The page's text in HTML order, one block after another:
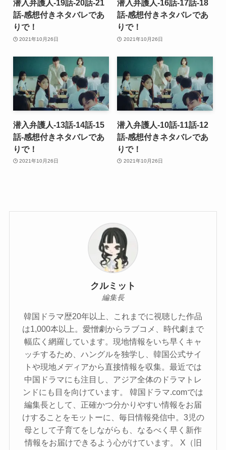
潜入弁護人-19話-20話-21
話-感想付きネタバレであ
りで！
2021年10月26日
潜入弁護人-16話-17話-18
話-感想付きネタバレであ
りで！
2021年10月26日
潜入弁護人-13話-14話-15
話-感想付きネタバレであ
りで！
2021年10月26日
潜入弁護人-10話-11話-12
話-感想付きネタバレであ
りで！
2021年10月26日
クルミット
編集長
韓国ドラマ歴20年以上、これまでに視聴した作品
は1,000本以上。愛憎劇からラブコメ、時代劇まで
幅広く網羅しています。現地情報をいち早くキャ
ッチするため、ハングルを独学し、韓国公式サイ
トや現地メディアから直接情報を収集。最近では
中国ドラマにも注目し、アジア全体のドラマトレ
ンドにも目を向けています。 韓国ドラマ.comでは
編集長として、正確かつ分かりやすい情報をお届
けすることをモットーに、毎日情報発信中。3児の
母として子育てをしながらも、なるべく早く新作
情報をお届けできるよう心がけています。 X（旧